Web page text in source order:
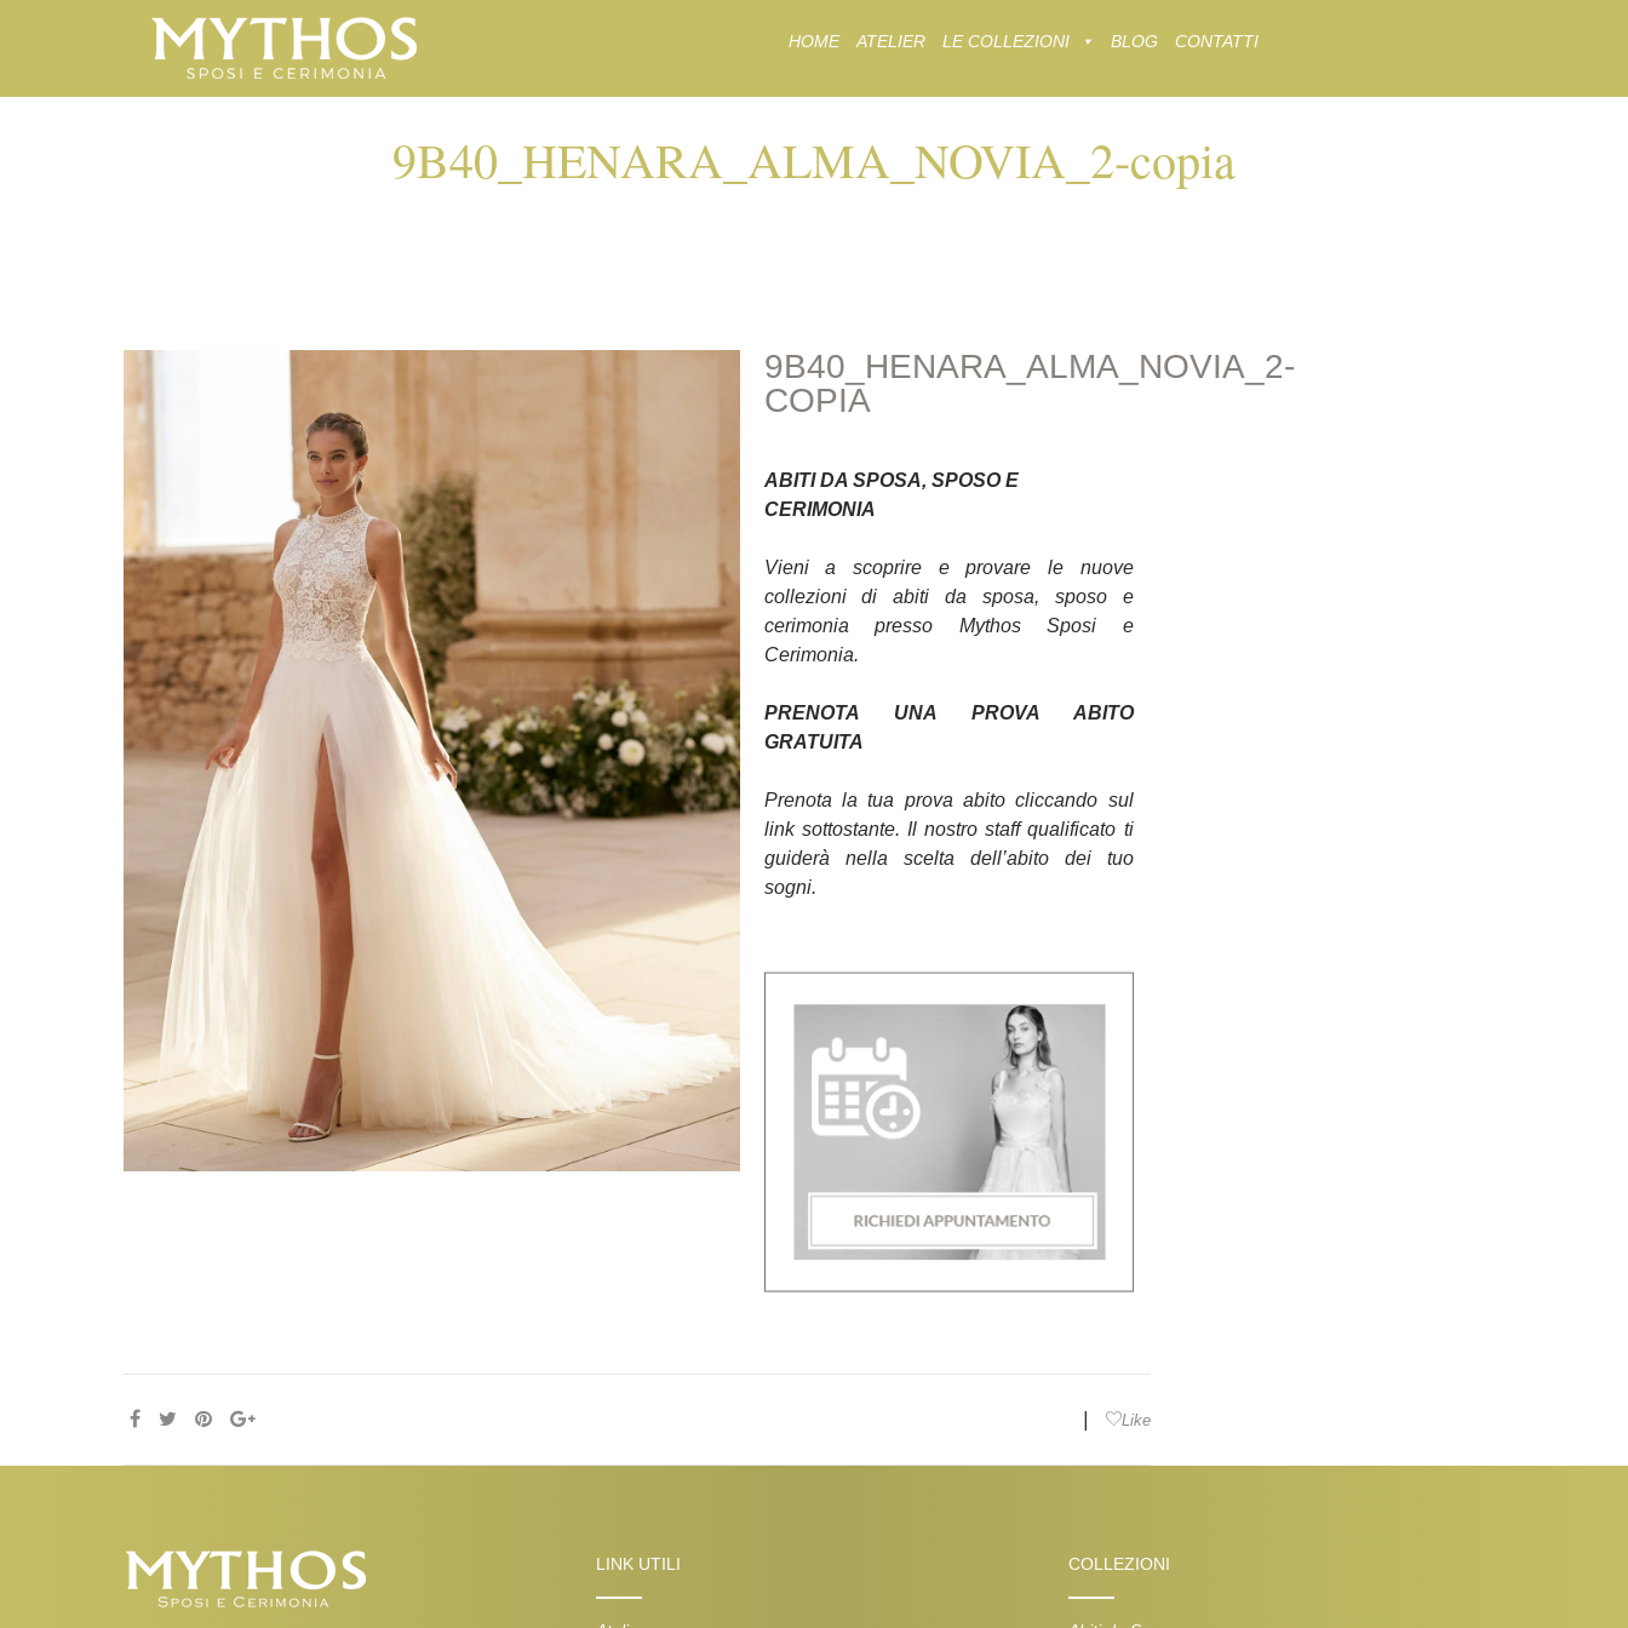
to
HOME ATELIER LE COLLEZIONI BLOG CONTATTI
9B40_HENARA_ALMA_NOVIA_2-copia
9B40_HENARA_ALMA_NOVIA_2-
COPIA
ABITI DA SPOSA, SPOSO E
CERIMONIA
Vieni a scoprire e provare le nuove
collezioni di abiti da sposa, sposo e
cerimonia presso Mythos Sposi e
Cerimonia.
PRENOTA UNA PROVA ABITO
GRATUITA
Prenota la tua prova abito cliccando sul
link sottostante. Il nostro staff qualificato ti
guiderà nella scelta dell’abito dei tuo
sogni.
Like
LINK UTILI COLLEZIONI